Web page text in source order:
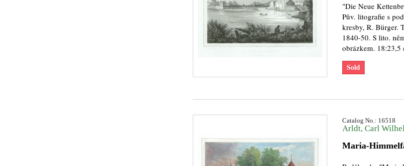
"Die Neue
Pův. litografie s
kresby, R. Bürger.
1840-50. S lito.
obrázkem. 18:23,5
Sold
Catalog No.: 16518
Arldt, Carl
Maria-